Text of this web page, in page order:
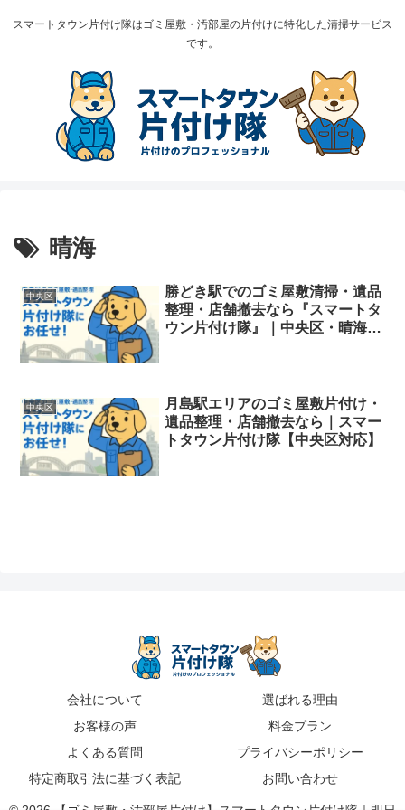
スマートタウン片付け隊はゴミ屋敷・汚部屋の片付けに特化した清掃サービス
です。
晴海
中央区
勝どき駅でのゴミ屋敷清掃・遺品
整理・店舗撤去なら『スマートタ
ウン片付け隊』｜中央区・晴海・
中央区
月島駅エリアのゴミ屋敷片付け・
遺品整理・店舗撤去なら｜スマー
トタウン片付け隊【中央区対応】
会社について
選ばれる理由
お客様の声
料金プラン
よくある質問
プライバシーポリシー
特定商取引法に基づく表記
お問い合わせ